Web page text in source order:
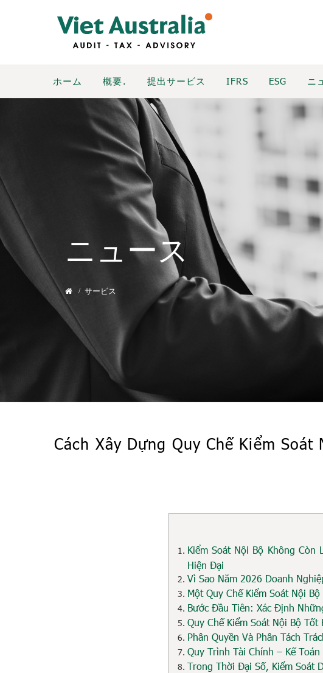
ホーム 概要. 提出サービス IFRS ESG ニ
ニュース
サービス
Cách Xây Dựng Quy Chế Kiểm
Kiểm Soát Nội Bộ Không Còn
Hiện Đại
Vì Sao Năm 2026 Doanh
Một Quy Chế Kiểm Soát Nội
Bước Đầu Tiên: Xác Định
Quy Chế Kiểm Soát Nội Bộ
Phân Quyền Và Phân Tách
Quy Trình Tài Chính – Kế
Trong Thời Đại Số, Kiểm Soát